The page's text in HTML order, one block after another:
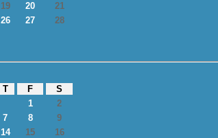
19 20
21
26 27
28
T F
S
1
2
7 8
9
14 15
16